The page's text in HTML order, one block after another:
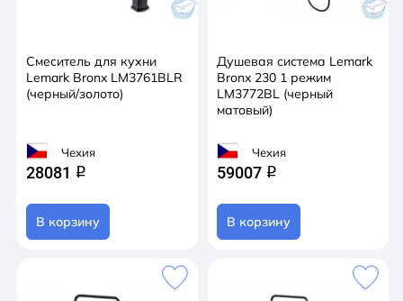
Смеситель для кухни
Lemark Bronx LM3761BLR
(черный/золото)
Чехия
28081 q
В корзину
Душевая система Lemark
Bronx 230 1 режим
LM3772BL (черный
матовый)
Чехия
59007 q
В корзину